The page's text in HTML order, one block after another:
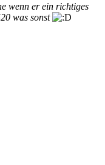
wenn er ein richtiges
was sonst